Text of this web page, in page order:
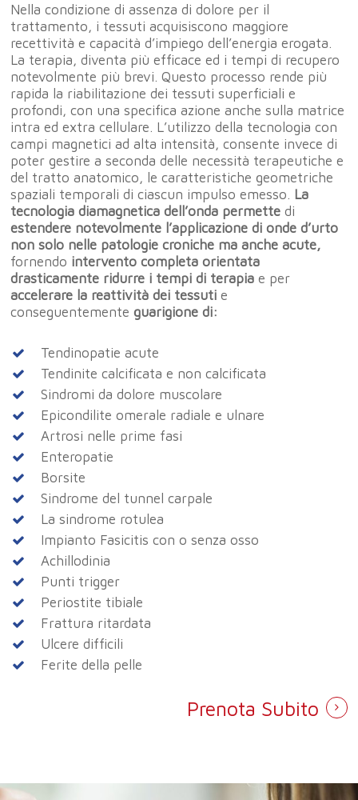
Nella condizione di assenza di dolore per il
trattamento, i tessuti acquisiscono maggiore
recettività e capacità d’impiego dell’energia erogata.
La terapia, diventa più efficace ed i tempi di recupero
notevolmente più brevi. Questo processo rende più
rapida la riabilitazione dei tessuti superficiali e
profondi, con una specifica azione anche sulla matrice
intra ed extra cellulare. L’utilizzo della tecnologia con
campi magnetici ad alta intensità, consente invece di
poter gestire a seconda delle necessità terapeutiche e
del tratto anatomico, le caratteristiche geometriche
spaziali temporali di ciascun impulso emesso. La
tecnologia diamagnetica dell’onda permettedi
estendere notevolmente l’applicazione di onde d’urto
non solo nelle patologie croniche ma anche acute,
fornendo intervento completa orientata
drasticamente ridurre i tempi di terapiae per
accelerare la reattività dei tessutie
conseguentementeguarigione di:
Tendinopatie acute
Tendinite calcificata e non calcificata
Sindromi da dolore muscolare
Epicondilite omerale radiale e ulnare
Artrosi nelle prime fasi
Enteropatie
Borsite
Sindrome del tunnel carpale
La sindrome rotulea
Impianto Fasicitis con o senza osso
Achillodinia
Punti trigger
Periostite tibiale
Frattura ritardata
Ulcere difficili
Ferite della pelle
Prenota Subito
Il CENTRO
Chi siamo
Il Percorso riabilitativo
I Trattamenti
Tutti i Trattamenti di
Fisioterapia
Le Terapie Innovative
Prestazioni
L’Osteopatia
Contatti
Prenota subito
Indicazioni stradali